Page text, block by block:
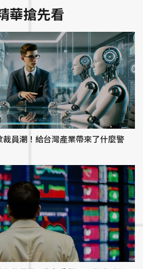
華搶先看
員潮！給台灣產業帶來了什麼警